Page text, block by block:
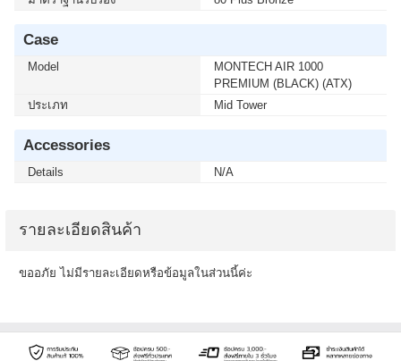
Case
Model
MONTECH AIR 1000
PREMIUM (BLACK) (ATX)
ประเภท
Mid Tower
Accessories
Details N/A
รายละเอียดสินค้า
ขออภัย ไม่มีรายละเอียดหรือข้อมูลในส่วนนี้ค่ะ